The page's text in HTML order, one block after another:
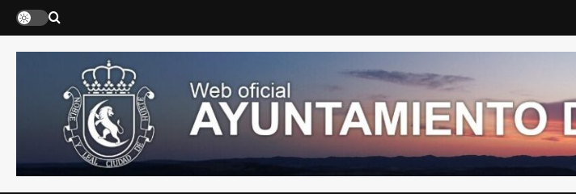
Saltar
contenido